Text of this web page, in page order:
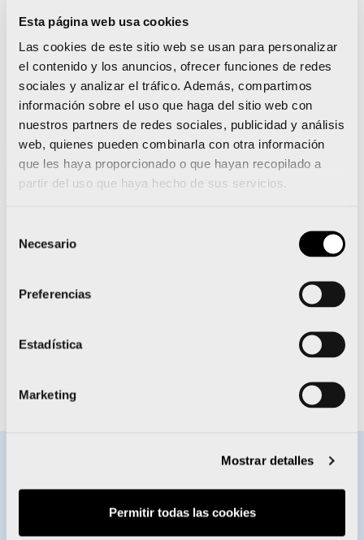
Esta página web usa cookies
Las cookies de este sitio web se usan para personalizar
el contenido y los anuncios, ofrecer funciones de redes
sociales y analizar el tráfico. Además, compartimos
información sobre el uso que haga del sitio web con
nuestros partners de redes sociales, publicidad y análisis
web, quienes pueden combinarla con otra información
que les haya proporcionado o que hayan recopilado a
partir del uso que haya hecho de sus servicios.
Necesario
Preferencias
Estadística
Marketing
Mostrar detalles
Permitir todas las cookies
La próxima prueba para Quique Llopis llegará
el 19 de febrero, jornada en la que se celebrará
la Reunión Internacional de Lievin, en Francia.
Con posterioridad, el fin de semana del 28 de
febrero y el 1 de marzo, el atleta de Bellreguard
competirá en el Nacional bajo techo en
Valencia.La etapa invernal se cerrará a lo grande.
Entre el 19 y el 22 de marzo, se celebrará en
Torun, Polonia, el Campeonato del Mundo.
Instalado y consolidado en la nobleza del atletismo
internacional, ha demostrado que es capaz de
complejos con las grandes estrellas mundiales. El
contar con una estrella como Quique Llopis. Y,